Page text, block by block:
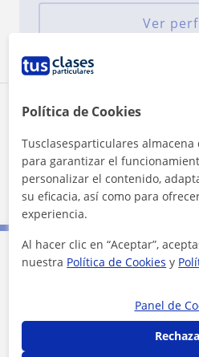
Ver
Zona de Daniela
Localidades a las que se
Málaga (Ciudad)
Contacta con
Tarifa
Política de Cookies
Tusclasesparticulares almacena
para garantizar el
personalizar el contenido,
su eficacia, así como para
experiencia.
Al hacer clic en “Aceptar”,
nuestra Política de Cookies y
Panel de